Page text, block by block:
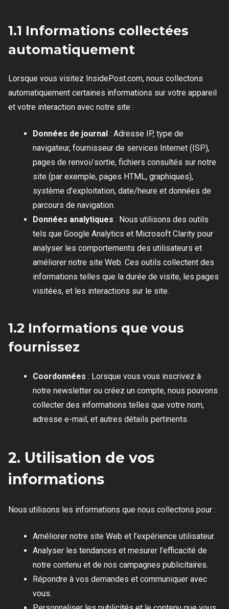
1.1 Informations collectées
automatiquement
Lorsque vous visitez InsidePost.com, nous collectons
automatiquement certaines informations sur votre appareil
et votre interaction avec notre site :
Données de journal : Adresse IP, type de
navigateur, fournisseur de services Internet (ISP),
pages de renvoi/sortie, fichiers consultés sur notre
site (par exemple, pages HTML, graphiques),
système d’exploitation, date/heure et données de
parcours de navigation.
Données analytiques : Nous utilisons des outils
tels que Google Analytics et Microsoft Clarity pour
analyser les comportements des utilisateurs et
améliorer notre site Web. Ces outils collectent des
informations telles que la durée de visite, les pages
visitées, et les interactions sur le site.
1.2 Informations que vous
fournissez
Coordonnées : Lorsque vous vous inscrivez à
notre newsletter ou créez un compte, nous pouvons
collecter des informations telles que votre nom,
adresse e-mail, et autres détails pertinents.
2. Utilisation de vos
informations
Nous utilisons les informations que nous collectons pour :
Améliorer notre site Web et l’expérience utilisateur.
Analyser les tendances et mesurer l’efficacité de
notre contenu et de nos campagnes publicitaires.
Répondre à vos demandes et communiquer avec
vous.